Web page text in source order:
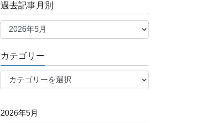
過去記事月別
過
事
月
カテゴリー
テ
リ
2026年5月